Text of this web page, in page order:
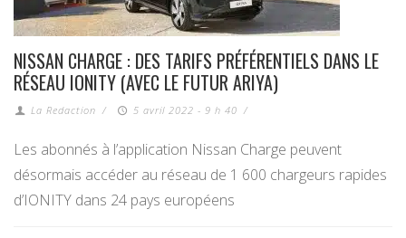
NISSAN CHARGE : DES TARIFS PRÉFÉRENTIELS DANS LE
RÉSEAU IONITY (AVEC LE FUTUR ARIYA)
La Redaction / 5 avril 2022 - 9 h 40 /
Les abonnés à l’application Nissan Charge peuvent
désormais accéder au réseau de 1 600 chargeurs rapides
d’IONITY dans 24 pays européens